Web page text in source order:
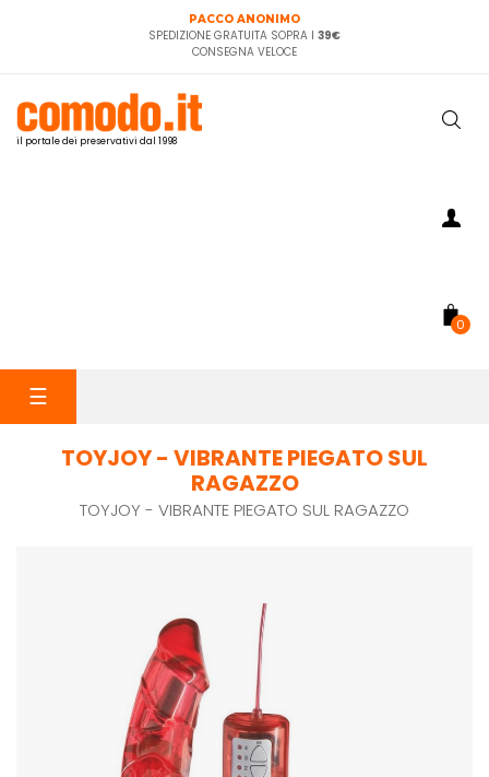
PACCO ANONIMO
SPEDIZIONE GRATUITA SOPRA I 39€
CONSEGNA VELOCE
il portale dei preservativi dal 1998
0
navigazione
☰
TOYJOY - VIBRANTE PIEGATO SUL
RAGAZZO
TOYJOY - VIBRANTE PIEGATO SUL RAGAZZO